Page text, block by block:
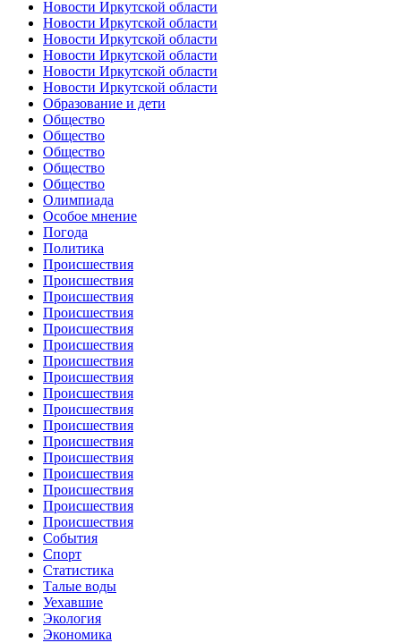
Новости Иркутской области
Новости Иркутской области
Новости Иркутской области
Новости Иркутской области
Новости Иркутской области
Новости Иркутской области
Образование и дети
Общество
Общество
Общество
Общество
Общество
Олимпиада
Особое мнение
Погода
Политика
Происшествия
Происшествия
Происшествия
Происшествия
Происшествия
Происшествия
Происшествия
Происшествия
Происшествия
Происшествия
Происшествия
Происшествия
Происшествия
Происшествия
Происшествия
Происшествия
Происшествия
События
Спорт
Статистика
Талые воды
Уехавшие
Экология
Экономика